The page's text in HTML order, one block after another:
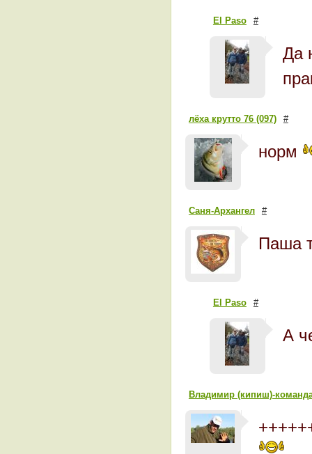
El Paso #
Да
лёха крутто 76 (097) #
норм
Саня-Архангел #
Паша
El Paso #
А
Владимир (кипиш)-